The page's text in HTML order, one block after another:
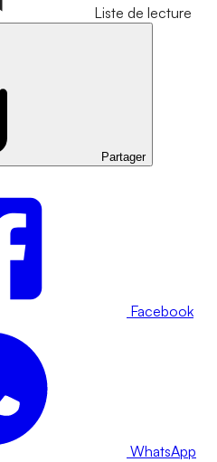
Liste de lecture
Partager
Facebook
WhatsApp